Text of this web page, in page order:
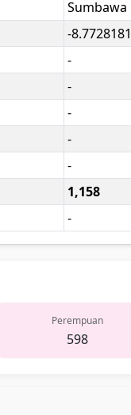
Sumbawa
-
-
-
-
-
-
1,158
-
Perempuan
598